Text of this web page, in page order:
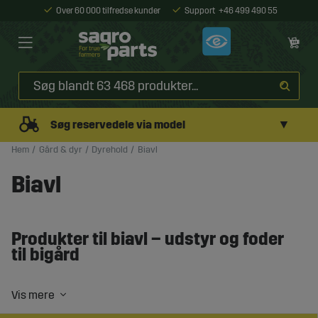
Over 60 000 tilfredse kunder Support +46 499 490 55
Søg reservedele via model ▼
Hem Gård & dyr Dyrehold Biavl
Biavl
Produkter til biavl – udstyr og foder
til bigård
forudsætninger for at skabe stærke og produktive